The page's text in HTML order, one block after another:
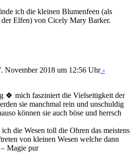
ich die kleinen Blumenfeen (als
der Elfen) von Cicely Mary Barker.
November 2018 um 12:56 Uhr-
🍀 mich fasziniert die Vielseitigkeit der
sie manchmal rein und unschuldig
können sie auch böse und herrsch
die Wesen toll die Ohren das meistens
von kleinen Wesen welche dann
Magie pur